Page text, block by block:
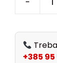
+385 95